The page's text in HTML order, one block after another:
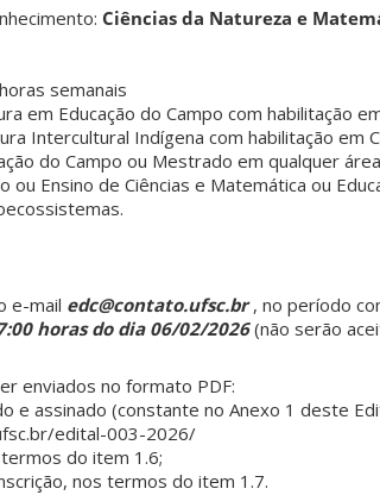
Ciências da Natureza e
semanais
em Educação do Campo com habilitação
Intercultural Indígena com habilitação em
do Campo ou Mestrado em qualquer
ou Ensino de Ciências e Matemática ou
e-mail edc@contato.ufsc.br, no período
horas do dia 06/02/2026(não serão
enviados no formato PDF:
e assinado (constante no Anexo 1 deste
edital-003-2026/
do item 1.6;
nos termos do item 1.7.